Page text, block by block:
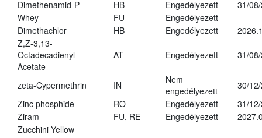
Dimethenamid-P
HB Engedélyezett
31/
Whey
FU Engedélyezett
-
Dimethachlor
HB Engedélyezett
Z,Z-3,13-
Octadecadienyl
Acetate
AT Engedélyezett 31/
zeta-Cypermethrin IN
Nem
engedélyezett
30/
Zinc phosphide
RO Engedélyezett
31/
Ziram
FU, RE Engedélyezett
Zucchini Yellow